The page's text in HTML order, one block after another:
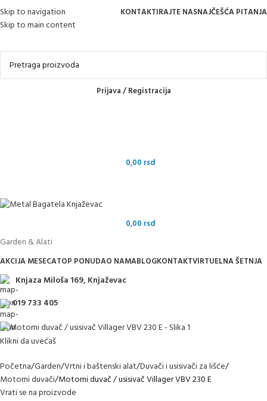
Skip to navigation
Skip to main content
KONTAKTIRAJTE NASNAJČEŠĆA PITANJA
Online kupovina, vaša nova rutina!
Prijava / Registracija
0,00 rsd
0,00 rsd
Garden & Alati
AKCIJA MESECATOP PONUDAO NAMABLOGKONTAKTVIRTUELNA ŠETNJA
Knjaza Miloša 169, Knjaževac
019 733 405
Klikni da uvećaš
Početna Garden Vrtni i baštenski alat Duvači i usisivači za lišće
Motorni duvači Motorni duvač / usisivač Villager VBV 230 E
Vrati se na proizvode